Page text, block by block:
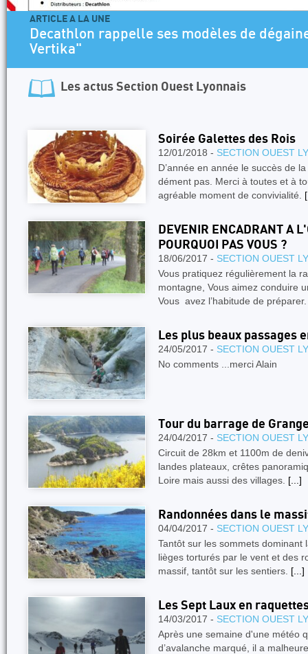
ARTICLE A LA UNE
Decathlon rappelle ses modèles de
Vertika"
Les actus Section Ouest Lyonnais
Soirée Galettes des Rois
12/01/2018 - SECTION OUEST
D’année en année le succès de
dément pas. Merci à toutes et à
agréable moment de convivialité.
DEVENIR ENCADRANT A
POURQUOI PAS VOUS ?
18/06/2017 - SECTION OUEST
Vous pratiquez régulièrement la
montagne, Vous aimez conduire
Vous avez l’habitude de
Les plus beaux passages
24/05/2017 - SECTION OUEST
No comments ...merci Alain
Tour du barrage de
24/04/2017 - SECTION OUEST
Circuit de 28km et 1100m de
landes plateaux, crêtes
Loire mais aussi des villages. [...]
Randonnées dans le
04/04/2017 - SECTION OUEST
Tantôt sur les sommets dominant
lièges torturés par le vent et des
massif, tantôt sur les sentiers. [...]
Les Sept Laux en
14/03/2017 - SECTION OUEST
Après une semaine d'une météo
d’avalanche marqué, il a